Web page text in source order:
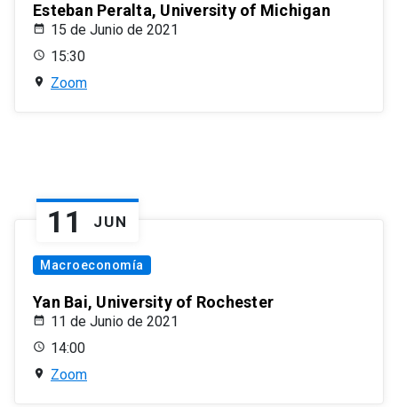
Esteban Peralta, University of Michigan
15 de Junio de 2021
15:30
Zoom
11 JUN
Macroeconomía
Yan Bai, University of Rochester
11 de Junio de 2021
14:00
Zoom